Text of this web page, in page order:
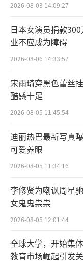
黑蕾丝手
格裙、蝴蝶面
短裙、黑白波
裙，这六组造
视，像是蔡依
段。她以风格
一幅愉悦的情
画面开启，情
白——“我认为
现从困惑到觉
2026-08-03 14:09:27
日本女演员捐款
业不应成为障碍
2026-08-06 14:33:57
宋雨琦穿黑色蕾丝
酷感十足
2026-08-05 11:45:54
迪丽热巴最新写真
可爱养眼
2026-08-05 11:34:16
李修贤为嘲讽周星
女鬼鬼祟祟
2026-08-05 12:01:44
全球大学，开始集
教育市场崛起引发